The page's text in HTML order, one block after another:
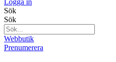
Sök
Sök
Webbutik
Prenumerera